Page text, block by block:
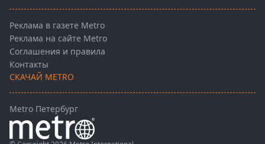
Реклама в газете Metro
Реклама на сайте Metro
Соглашения и правила
Контакты
СКАЧАЙ METRO
Metro Петербург